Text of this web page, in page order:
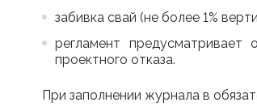
забивка свай (не более 1%
регламент
проектного отказа.
При заполнении журнала в